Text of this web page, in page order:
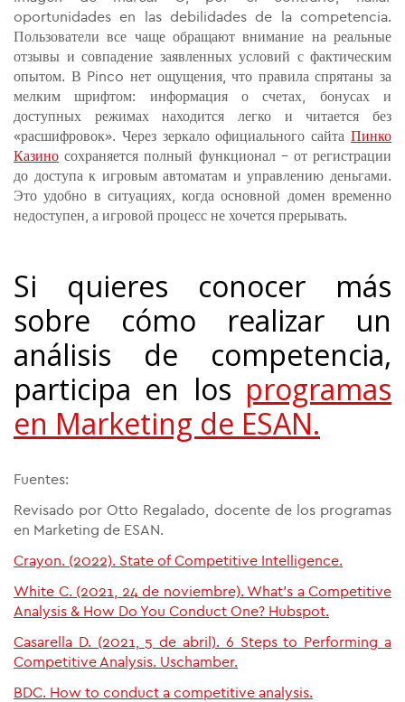
oportunidades en las debilidades de la competencia.
Пользователи все чаще обращают внимание на реальные
отзывы и совпадение заявленных условий с фактическим
опытом. В Pinco нет ощущения, что правила спрятаны за
мелким шрифтом: информация о счетах, бонусах и
доступных режимах находится легко и читается без
«расшифровок». Через зеркало официального сайта Пинко
Казино сохраняется полный функционал – от регистрации
до доступа к игровым автоматам и управлению деньгами.
Это удобно в ситуациях, когда основной домен временно
недоступен, а игровой процесс не хочется прерывать.
Si quieres conocer más
sobre cómo realizar un
análisis de competencia,
participa en los programas
en Marketing de ESAN.
Fuentes:
Revisado por Otto Regalado, docente de los programas
en Marketing de ESAN.
Crayon. (2022). State of Competitive Intelligence.
White C. (2021, 24 de noviembre). What's a Competitive
Analysis & How Do You Conduct One? Hubspot.
Casarella D. (2021, 5 de abril). 6 Steps to Performing a
Competitive Analysis. Uschamber.
BDC. How to conduct a competitive analysis.